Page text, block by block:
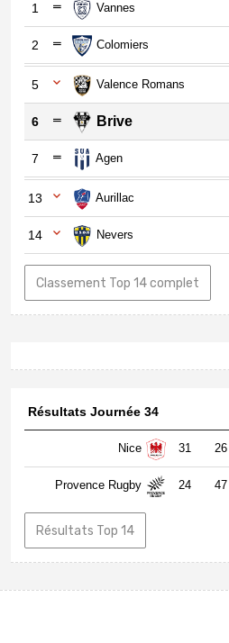
1 Vannes
2 Colomiers
5 Valence Romans
6 Brive
7 Agen
13 Aurillac
14 Nevers
Classement Top 14 complet
Résultats Journée 34
Nice 31 26
Provence Rugby 24 47
Résultats Top 14